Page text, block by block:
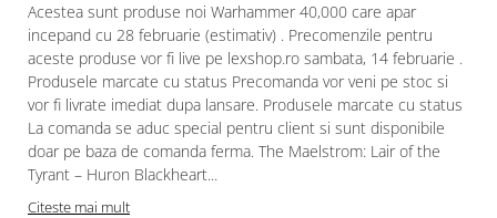
Acestea sunt produse noi Warhammer 40,000 care apar
incepand cu 28 februarie (estimativ) . Precomenzile pentru
aceste produse vor fi live pe lexshop.ro sambata, 14 februarie .
Produsele marcate cu status Precomanda vor veni pe stoc si
vor fi livrate imediat dupa lansare. Produsele marcate cu status
La comanda se aduc special pentru client si sunt disponibile
doar pe baza de comanda ferma. The Maelstrom: Lair of the
Tyrant – Huron Blackheart...
Citeste mai mult